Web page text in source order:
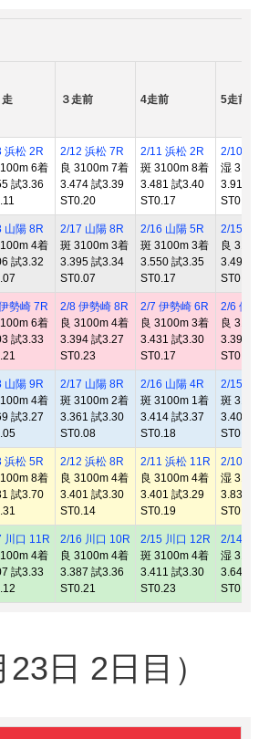
３走前 4走前 5走前
浜松 2R
6着
試3.36
2/12 浜松 7R
良 3100m 7着
3.474 試3.39
ST0.20
2/11 浜松 2R
斑 3100m 8着
3.481 試3.40
ST0.17
2/10 浜
湿
3.913 試
ST0.14
山陽 8R
4着
試3.32
2/17 山陽 8R
斑 3100m 3着
3.395 試3.34
ST0.07
2/16 山陽 5R
斑 3100m 3着
3.550 試3.35
ST0.17
2/15 山
良
3.497 試
ST0.09
勢崎 7R
6着
試3.33
2/8 伊勢崎 8R
良 3100m 4着
3.394 試3.27
ST0.23
2/7 伊勢崎 6R
良 3100m 3着
3.431 試3.30
ST0.17
2/6 伊勢
良
3.396 試
ST0.26
山陽 9R
4着
試3.27
2/17 山陽 8R
斑 3100m 2着
3.361 試3.30
ST0.08
2/16 山陽 4R
斑 3100m 1着
3.414 試3.37
ST0.18
2/15 山
斑
3.408 試
ST0.27
浜松 5R
8着
試3.70
2/12 浜松 8R
良 3100m 4着
3.401 試3.30
ST0.14
2/11 浜松 11R
良 3100m 4着
3.401 試3.29
ST0.19
2/10 浜
湿
3.833 試
ST0.18
川口 11R
4着
試3.33
2/16 川口 10R
良 3100m 4着
3.387 試3.36
ST0.21
2/15 川口 12R
斑 3100m 4着
3.411 試3.30
ST0.23
2/14 川
湿
3.644 試
ST0.34
日 2日目）